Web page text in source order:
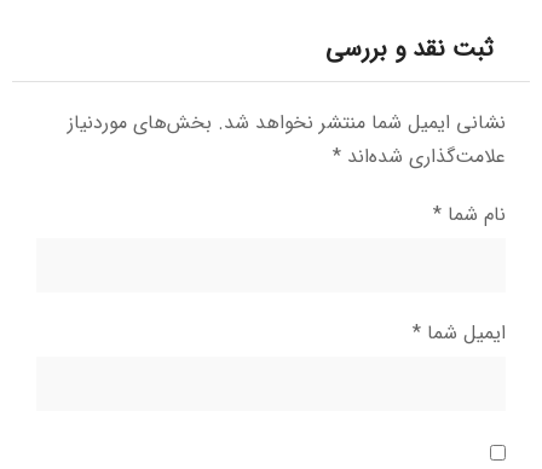
ثبت نقد و بررسی
نشانی ایمیل شما منتشر نخواهد شد. بخش‌های موردنیاز
علامت‌گذاری شده‌اند *
نام شما *
ایمیل شما *